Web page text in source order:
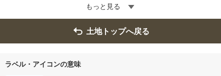
もっと見る
土地トップへ戻る
ラベル・アイコンの意味